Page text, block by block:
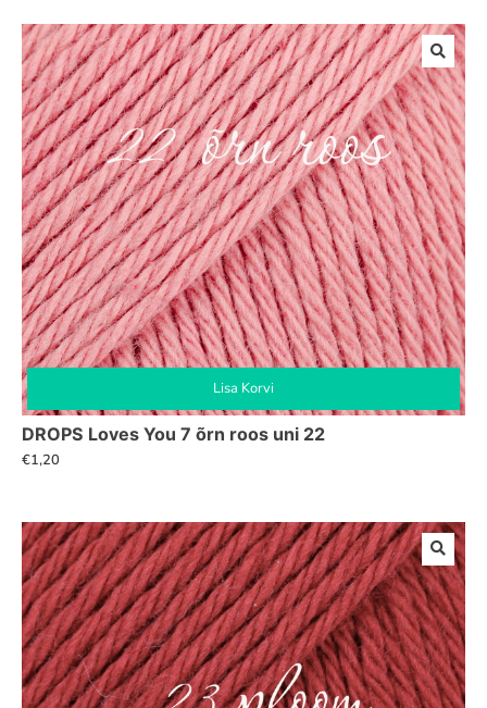
Lisa Korvi
DROPS Loves You 7 õrn roos uni 22
€1,20